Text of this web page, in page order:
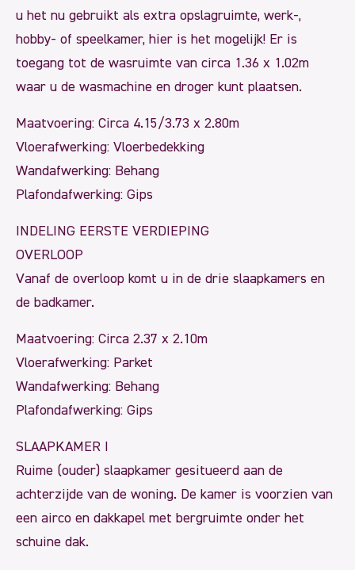
u het nu gebruikt als extra opslagruimte, werk-,
hobby- of speelkamer, hier is het mogelijk! Er is
toegang tot de wasruimte van circa 1.36 x 1.02m
waar u de wasmachine en droger kunt plaatsen.
Maatvoering: Circa 4.15/3.73 x 2.80m
Vloerafwerking: Vloerbedekking
Wandafwerking: Behang
Plafondafwerking: Gips
INDELING EERSTE VERDIEPING
OVERLOOP
Vanaf de overloop komt u in de drie slaapkamers en
de badkamer.
Maatvoering: Circa 2.37 x 2.10m
Vloerafwerking: Parket
Wandafwerking: Behang
Plafondafwerking: Gips
SLAAPKAMER I
Ruime (ouder) slaapkamer gesitueerd aan de
achterzijde van de woning. De kamer is voorzien van
een airco en dakkapel met bergruimte onder het
schuine dak.